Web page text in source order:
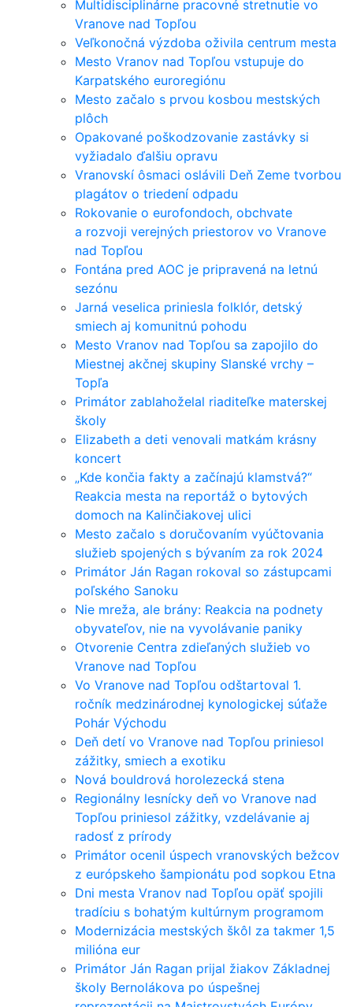
Multidisciplinárne pracovné stretnutie vo
Vranove nad Topľou
Veľkonočná výzdoba oživila centrum mesta
Mesto Vranov nad Topľou vstupuje do
Karpatského euroregiónu
Mesto začalo s prvou kosbou mestských
plôch
Opakované poškodzovanie zastávky si
vyžiadalo ďalšiu opravu
Vranovskí ôsmaci oslávili Deň Zeme tvorbou
plagátov o triedení odpadu
Rokovanie o eurofondoch, obchvate
a rozvoji verejných priestorov vo Vranove
nad Topľou
Fontána pred AOC je pripravená na letnú
sezónu
Jarná veselica priniesla folklór, detský
smiech aj komunitnú pohodu
Mesto Vranov nad Topľou sa zapojilo do
Miestnej akčnej skupiny Slanské vrchy –
Topľa
Primátor zablahoželal riaditeľke materskej
školy
Elizabeth a deti venovali matkám krásny
koncert
„Kde končia fakty a začínajú klamstvá?“
Reakcia mesta na reportáž o bytových
domoch na Kalinčiakovej ulici
Mesto začalo s doručovaním vyúčtovania
služieb spojených s bývaním za rok 2024
Primátor Ján Ragan rokoval so zástupcami
poľského Sanoku
Nie mreža, ale brány: Reakcia na podnety
obyvateľov, nie na vyvolávanie paniky
Otvorenie Centra zdieľaných služieb vo
Vranove nad Topľou
Vo Vranove nad Topľou odštartoval 1.
ročník medzinárodnej kynologickej súťaže
Pohár Východu
Deň detí vo Vranove nad Topľou priniesol
zážitky, smiech a exotiku
Nová bouldrová horolezecká stena
Regionálny lesnícky deň vo Vranove nad
Topľou priniesol zážitky, vzdelávanie aj
radosť z prírody
Primátor ocenil úspech vranovských bežcov
z európskeho šampionátu pod sopkou Etna
Dni mesta Vranov nad Topľou opäť spojili
tradíciu s bohatým kultúrnym programom
Modernizácia mestských škôl za takmer 1,5
milióna eur
Primátor Ján Ragan prijal žiakov Základnej
školy Bernolákova po úspešnej